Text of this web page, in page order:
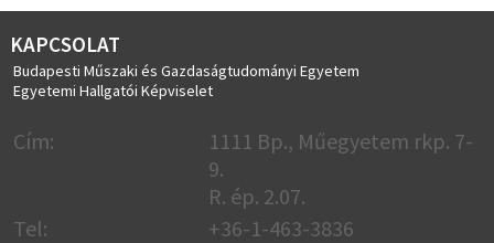
KAPCSOLAT
Budapesti Műszaki és Gazdaságtudományi Egyetem
Egyetemi Hallgatói Képviselet
Cím:
1111 Bp., Műegyetem rkp. 7-
9.
R. ép. 2.07.
Tel:
+36-1-463-3836